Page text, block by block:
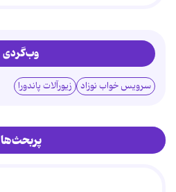
وب‌گردی
سرویس خواب نوزاد زیورآلات پاندورا
پربحث‌ها